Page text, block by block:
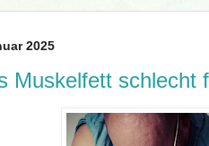
2025
Muskelfett schlecht